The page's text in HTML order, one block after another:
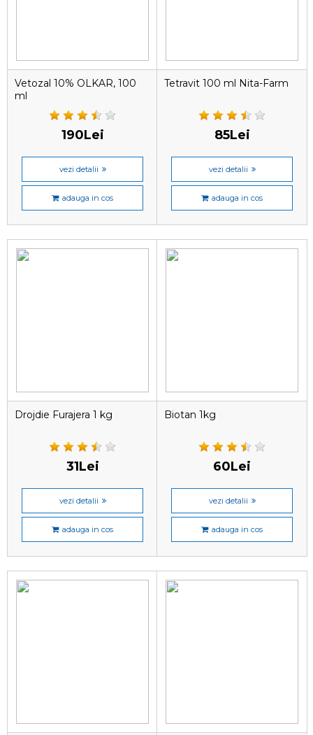
Vetozal 10% OLKAR, 100
ml
190Lei
vezi detalii
adauga in cos
Tetravit 100 ml Nita-Farm
85Lei
vezi detalii
adauga in cos
Drojdie Furajera 1 kg
31Lei
vezi detalii
adauga in cos
Biotan 1kg
60Lei
vezi detalii
adauga in cos